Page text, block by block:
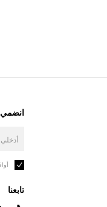
انضمي
تابعنا